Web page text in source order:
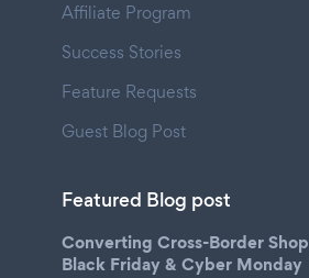
Affiliate Program
Success Stories
Feature Requests
Guest Blog Post
Featured Blog post
Converting Cross-Border
Black Friday & Cyber Monday